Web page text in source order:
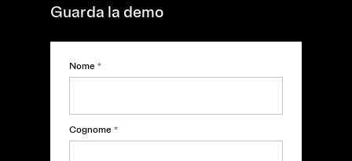
Guarda la demo
Nome *
Cognome *